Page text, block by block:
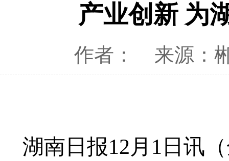
产业创新 为
作者： 来源：
湖南日报12月1日讯